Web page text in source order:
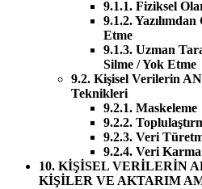
9.1.1. Fiziksel
9.1.2.
Etme
9.1.3. Uzman
Silme / Yok Etme
9.2. Kişisel Verilerin
Teknikleri
9.2.1. Maskeleme
9.2.2.
9.2.3. Veri
9.2.4. Veri Karma
10. KİŞİSEL VERİLERİN
KİŞİLER VE AKTARIM